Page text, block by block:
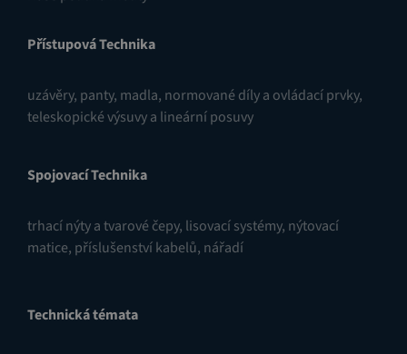
Přístupová Technika
uzávěry, panty, madla, normované díly a ovládací prvky,
teleskopické výsuvy a lineární posuvy
Spojovací Technika
trhací nýty a tvarové čepy, lisovací systémy, nýtovací
matice, příslušenství kabelů, nářadí
Technická témata